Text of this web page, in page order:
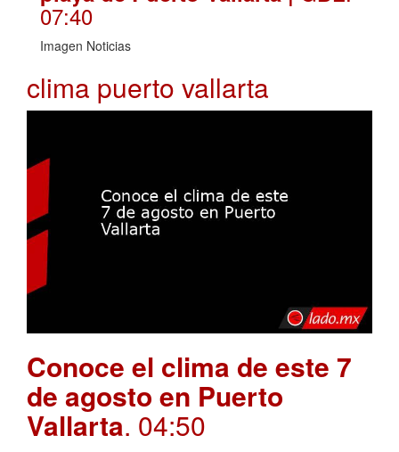
07:40
Imagen Noticias
clima puerto vallarta
Conoce el clima de este 7
de agosto en Puerto
Vallarta. 04:50